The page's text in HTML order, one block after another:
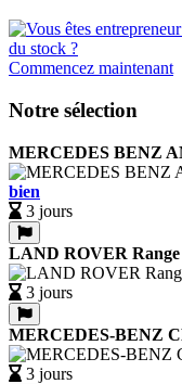
Commencez maintenant
Notre sélection
MERCEDES BENZ
bien
3 jours
LAND ROVER
3 jours
MERCEDES-BENZ
3 jours